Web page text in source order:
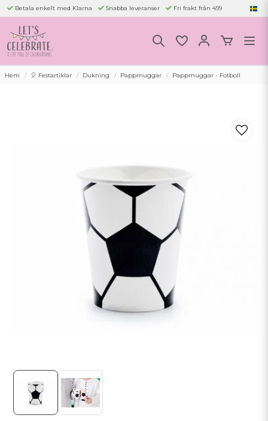
Betala enkelt med Klarna Snabba leveranser Fri frakt från 499
Hem 🎈 Festartiklar Dukning Pappmuggar Pappmuggar - Fotboll